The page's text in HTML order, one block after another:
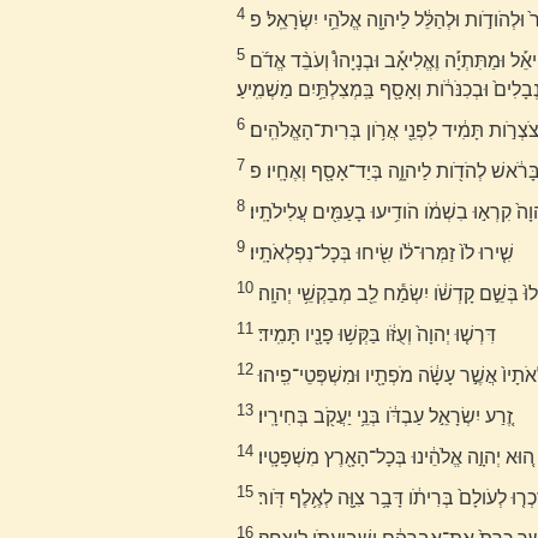
4 וּלְהֹודֹ֣ות וּלְהַלֵּ֔ל לַיהוָ֖ה אֱלֹהֵ֥י יִשְׂרָאֵֽל׃ פ
5
נְבָלִים֙ וּבְכִנֹּרֹ֔ות וְאָסָ֖ף בַּֽמְצִלְתַּ֥יִם מַשְׁמִֽיעַ׃
6 תָּמִ֔יד לִפְנֵ֖י אֲרֹ֥ון בְּרִית־הָאֱלֹהִֽים׃
7 לְהֹדֹ֖ות לַיהוָ֑ה בְּיַד־אָסָ֖ף וְאֶחָֽיו׃ פ
8 קִרְא֣וּ בִשְׁמֹ֔ו הֹודִ֥יעוּ בָעַמִּ֖ים עֲלִילֹתָֽיו׃
9 שִׁ֤ירוּ לֹו֙ זַמְּרוּ־לֹ֔ו שִׂ֖יחוּ בְּכָל־נִפְלְאֹתָֽיו׃
10 בְּשֵׁ֣ם קָדְשֹׁ֔ו יִשְׂמַ֕ח לֵ֖ב מְבַקְשֵׁ֥י יְהוָֽה׃
11 דִּרְשׁ֤וּ יְהוָה֙ וְעֻזֹּ֔ו בַּקְּשׁ֥וּ פָנָ֖יו תָּמִֽיד׃
12 אֲשֶׁ֣ר עָשָׂ֔ה מֹפְתָ֖יו וּמִשְׁפְּטֵי־פִֽיהוּ׃
13 זֶ֚רַע יִשְׂרָאֵ֣ל עַבְדֹּ֔ו בְּנֵ֥י יַעֲקֹ֖ב בְּחִירָֽיו׃
14 ה֚וּא יְהוָ֣ה אֱלֹהֵ֔ינוּ בְּכָל־הָאָ֖רֶץ מִשְׁפָּטָֽיו׃
15 לְעֹולָם֙ בְּרִיתֹ֔ו דָּבָ֥ר צִוָּ֖ה לְאֶ֥לֶף דֹּֽור׃
16